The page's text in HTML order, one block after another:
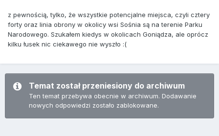
z pewnością, tylko, że wszystkie potencjalne miejsca, czyli cztery
forty oraz linia obrony w okolicy wsi Sośnia są na terenie Parku
Narodowego. Szukałem kiedys w okolicach Goniądza, ale oprócz
kilku łusek nic ciekawego nie wyszło :(
Temat został przeniesiony do archiwum
Ten temat przebywa obecnie w archiwum. Dodawanie
nowych odpowiedzi zostało zablokowane.